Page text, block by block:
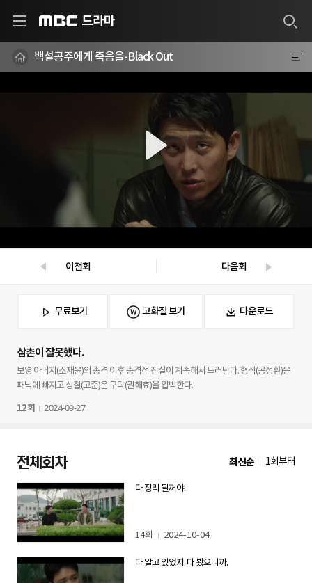
드라마
백설공주에게 죽음을-Black Out
이전회 다음회
무료보기 고화질 보기 다운로드
삼촌이 잘못했다.
보영 아버지(조재윤)의 총격 이후 충격적 진실이 계속해서 드러난다. 형식(공정환)은
패닉에 빠지고 상철(고준)은 구탁(권해효)을 압박한다.
12회 2024-09-27
전체회차 최신순 1회부터
다 정리 될꺼야.
14회 2024-10-04
다 알고 있었지. 다 봤으니까.